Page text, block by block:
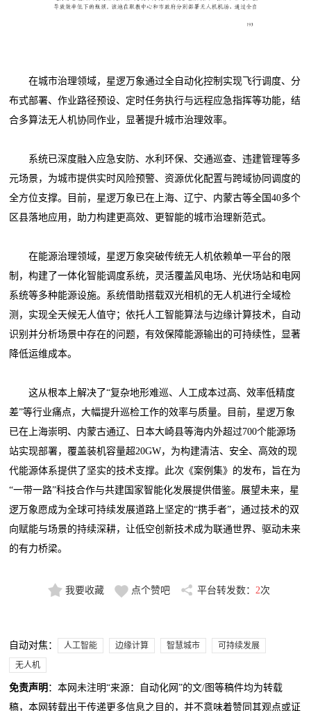
在城市治理领域，星逻万象通过全自动化控制实现飞行调度、分
布式部署、作业路径预设、定时任务执行与远程应急指挥等功能，结
合多算法无人机协同作业，显著提升城市治理效率。
系统已深度融入应急安防、水利环保、交通巡查、违建管理等多
元场景，为城市提供实时风险预警、资源优化配置与跨域协同调度的
全方位支撑。目前，星逻万象已在上海、辽宁、内蒙古等全国40多个
区县落地应用，助力构建更高效、更智能的城市治理新范式。
在能源治理领域，星逻万象突破传统无人机依赖单一平台的限
制，构建了一体化智能调度系统，灵活覆盖风电场、光伏场站和电网
系统等多种能源设施。系统借助搭载双光相机的无人机进行全域检
测，实现全天候无人值守；依托人工智能算法与边缘计算技术，自动
识别并分析场景中存在的问题，有效保障能源输出的可持续性，显著
降低运维成本。
这从根本上解决了“复杂地形难巡、人工成本过高、效率低精度
差”等行业痛点，大幅提升巡检工作的效率与质量。目前，星逻万象
已在上海崇明、内蒙古通辽、日本大崎县等海内外超过700个能源场
站实现部署，覆盖装机容量超20GW，为构建清洁、安全、高效的现
代能源体系提供了坚实的技术支撑。此次《案例集》的发布，旨在为
“一带一路”科技合作与共建国家智能化发展提供借鉴。展望未来，星
逻万象愿成为全球可持续发展道路上坚定的“携手者”，通过技术的双
向赋能与场景的持续深耕，让低空创新技术成为联通世界、驱动未来
的有力桥梁。
我要收藏 点个赞吧 平台转发数： 2次
自动对焦： 人工智能 边缘计算 智慧城市
可持续发展
无人机
免责声明 ：本网未注明“来源：自动化网”的文/图等稿件均为转载
稿，本网转载出于传递更多信息之目的，并不意味着赞同其观点或证